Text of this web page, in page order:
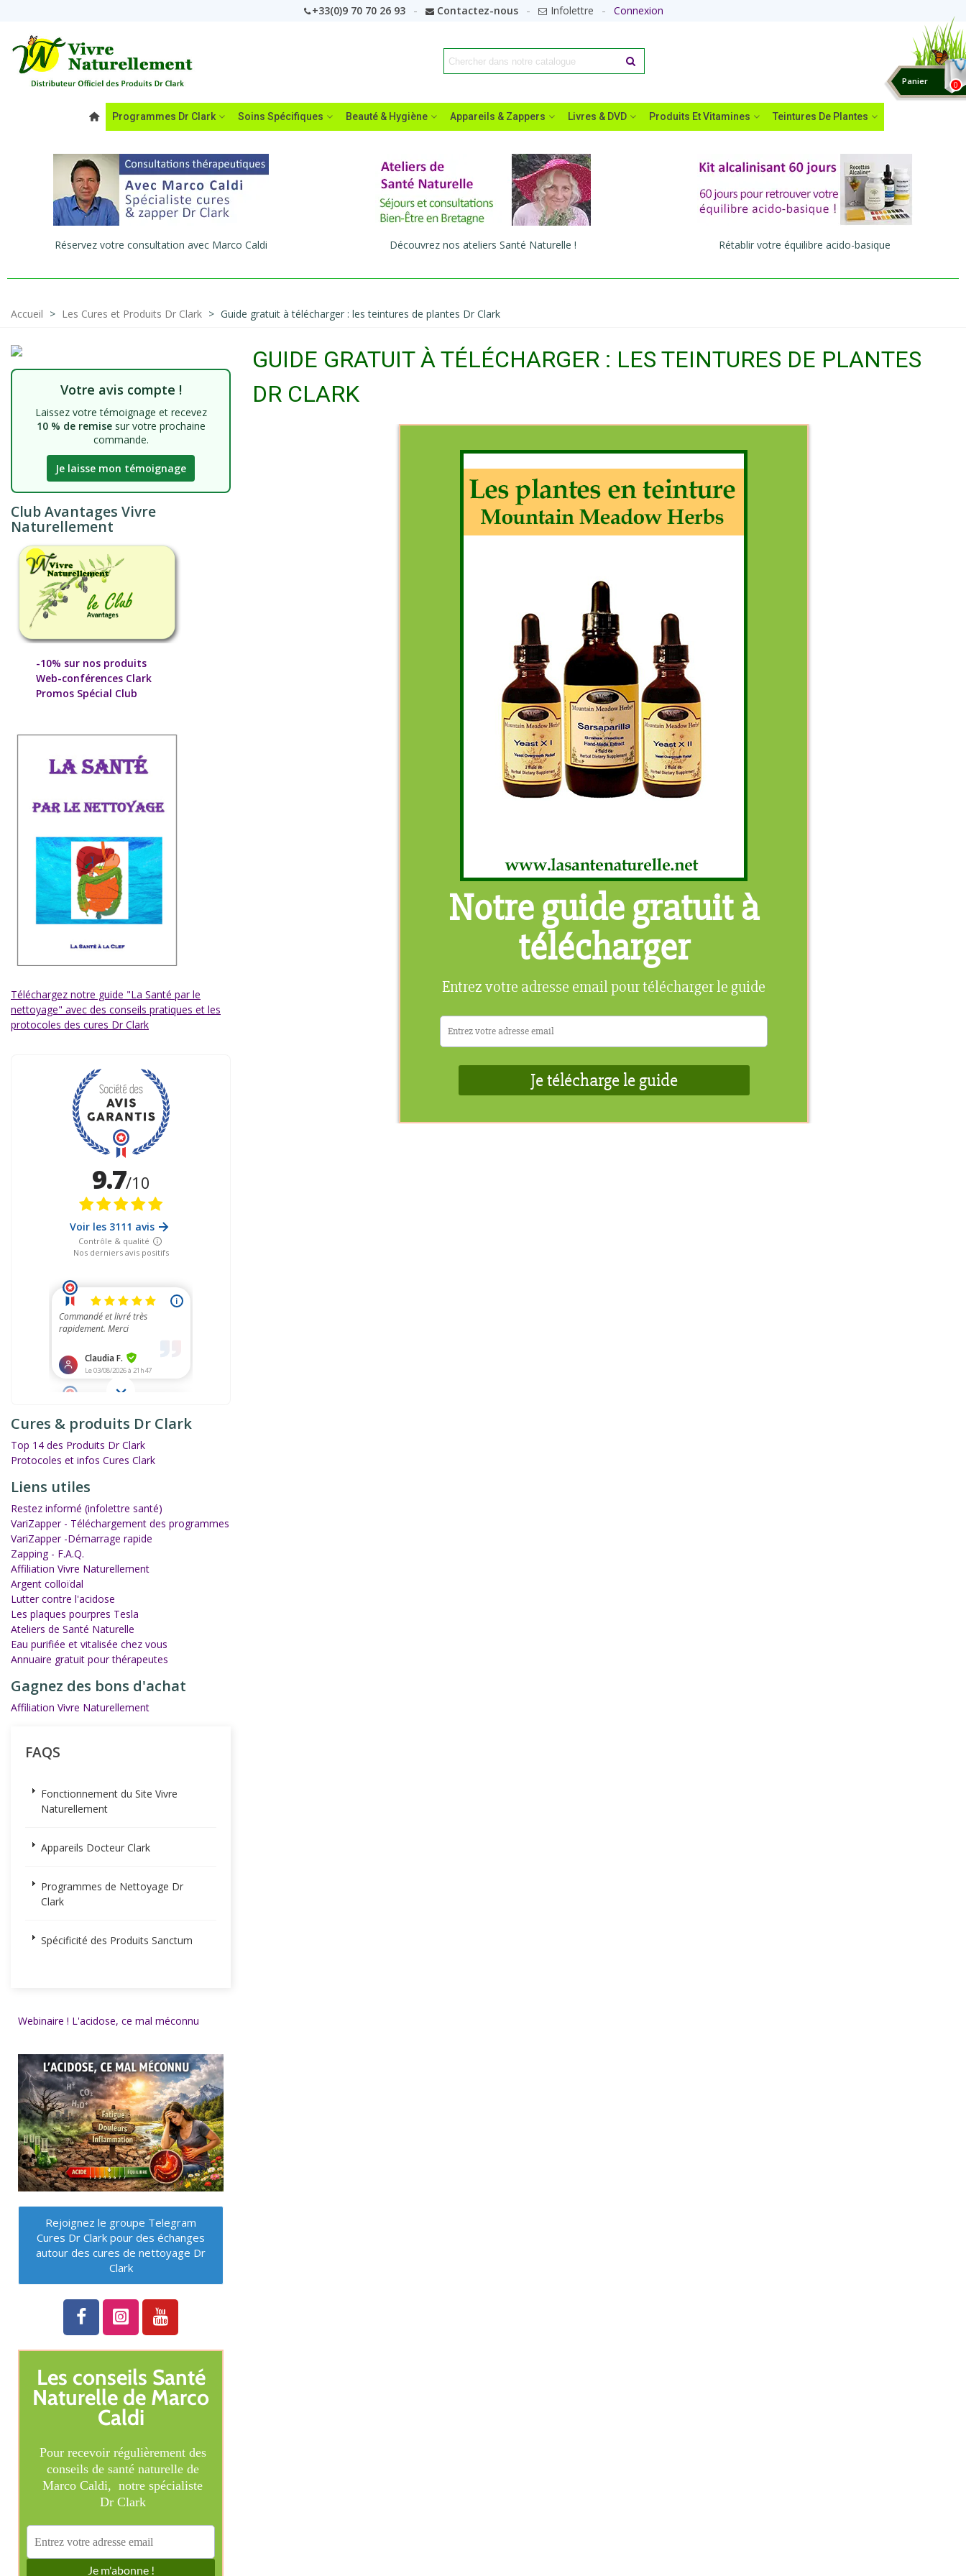
+33(0)9 70 70 26 93 Contactez-nous Infolettre Connexion
0
Panier
Programmes Dr Clark Soins Spécifiques Beauté & Hygiène Appareils & Zappers Livres & DVD Produits Et Vitamines Teintures De Plantes
Réservez votre consultation avec Marco Caldi Découvrez nos ateliers Santé Naturelle ! Rétablir votre équilibre acido-basique
Accueil > Les Cures et Produits Dr Clark > Guide gratuit à télécharger : les teintures de plantes Dr Clark
Votre avis compte !
Laissez votre témoignage et recevez
10 % de remisesur votre prochaine
commande.
Je laisse mon témoignage
Club Avantages Vivre
Naturellement
-10% sur nos produits
Web-conférences Clark
Promos Spécial Club
Téléchargez notre guide "La Santé par le
nettoyage" avec des conseils pratiques et les
protocoles des cures Dr Clark
Cures & produits Dr Clark
Top 14 des Produits Dr Clark
Protocoles et infos Cures Clark
Liens utiles
Restez informé (infolettre santé)
VariZapper - Téléchargement des programmes
VariZapper -Démarrage rapide
Zapping - F.A.Q.
Affiliation Vivre Naturellement
Argent colloïdal
Lutter contre l'acidose
Les plaques pourpres Tesla
Ateliers de Santé Naturelle
Eau purifiée et vitalisée chez vous
Annuaire gratuit pour thérapeutes
Gagnez des bons d'achat
Affiliation Vivre Naturellement
FAQS
Fonctionnement du Site Vivre
Naturellement
Appareils Docteur Clark
Programmes de Nettoyage Dr
Clark
Spécificité des Produits Sanctum
Webinaire ! L'acidose, ce mal méconnu
Rejoignez le groupe Telegram
Cures Dr Clark pour des échanges
autour des cures de nettoyage Dr
Clark
GUIDE GRATUIT À TÉLÉCHARGER : LES TEINTURES DE PLANTES
DR CLARK